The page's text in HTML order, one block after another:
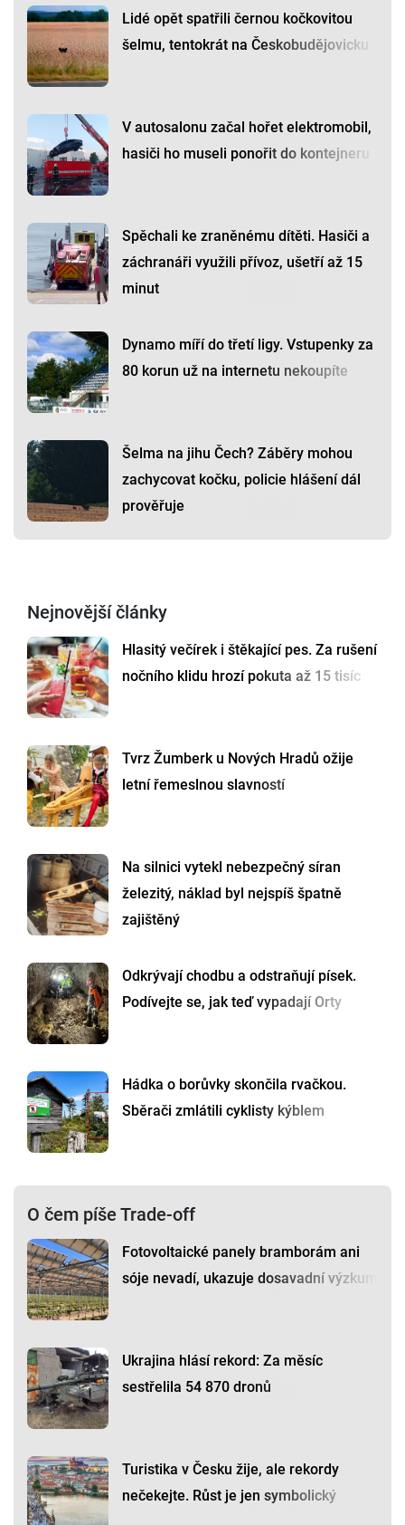
Lidé opět spatřili černou kočkovitou
šelmu, tentokrát na Českobudějovicku
V autosalonu začal hořet elektromobil,
hasiči ho museli ponořit do kontejneru
Spěchali ke zraněnému dítěti. Hasiči a
záchranáři využili přívoz, ušetří až 15
minut
Dynamo míří do třetí ligy. Vstupenky za
80 korun už na internetu nekoupíte
Šelma na jihu Čech? Záběry mohou
zachycovat kočku, policie hlášení dál
prověřuje
Nejnovější články
Hlasitý večírek i štěkající pes. Za rušení
nočního klidu hrozí pokuta až 15 tisíc
Tvrz Žumberk u Nových Hradů ožije
letní řemeslnou slavností
Na silnici vytekl nebezpečný síran
železitý, náklad byl nejspíš špatně
zajištěný
Odkrývají chodbu a odstraňují písek.
Podívejte se, jak teď vypadají Orty
Hádka o borůvky skončila rvačkou.
Sběrači zmlátili cyklisty kýblem
O čem píše Trade-off
Fotovoltaické panely bramborám ani
sóje nevadí, ukazuje dosavadní výzkum
Ukrajina hlásí rekord: Za měsíc
sestřelila 54 870 dronů
Turistika v Česku žije, ale rekordy
nečekejte. Růst je jen symbolický